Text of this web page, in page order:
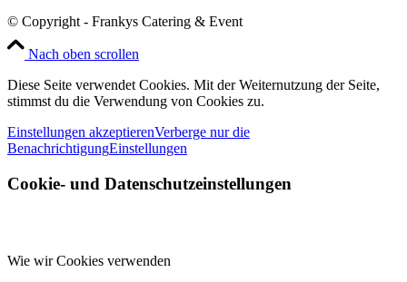
© Copyright - Frankys Catering & Event
Nach oben scrollen
Diese Seite verwendet Cookies. Mit der Weiternutzung der Seite,
stimmst du die Verwendung von Cookies zu.
Einstellungen akzeptierenVerberge nur die
BenachrichtigungEinstellungen
Cookie- und Datenschutzeinstellungen
Wie wir Cookies verwenden